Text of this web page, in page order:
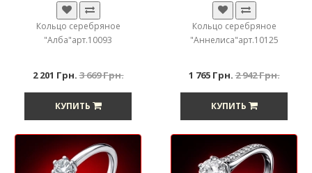
Кольцо серебряное
"Алба"арт.10093
2 201 Грн.3 669 Грн.
КУПИТЬ
Кольцо серебряное
"Аннелиса"арт.10125
1 765 Грн.2 942 Грн.
КУПИТЬ